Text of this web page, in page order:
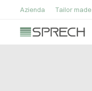
Azienda Tailor made